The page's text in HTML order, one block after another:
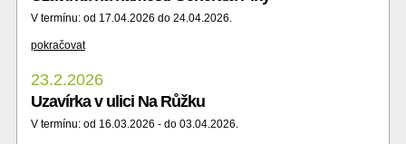
V termínu: od 17.04.2026 do 24.04.2026.
pokračovat
23.2.2026
Uzavírka v ulici Na Růžku
V termínu: od 16.03.2026 - do 03.04.2026.